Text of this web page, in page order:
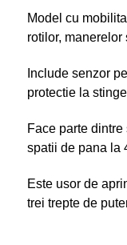
Model cu
rotilor,
Include senzor
protectie la
Face parte
spatii de pana la
Este usor de
trei trepte de